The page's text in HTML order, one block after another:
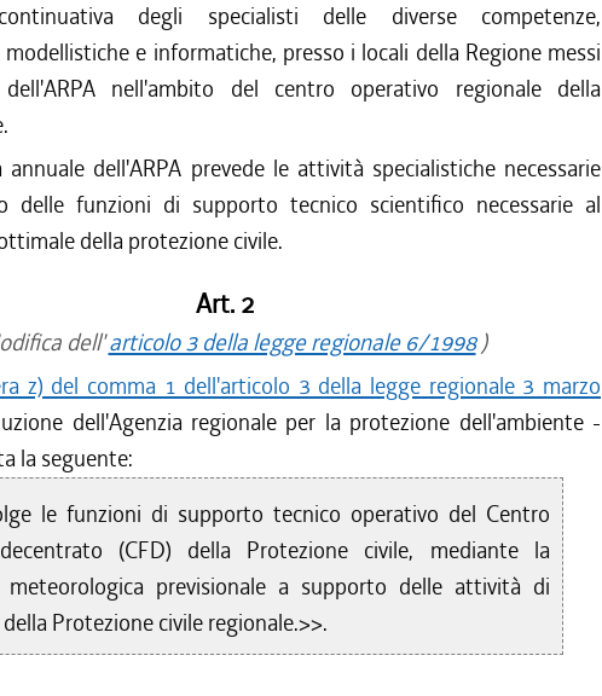
degli specialisti delle diverse competenze,
e informatiche, presso i locali della Regione messi
nell'ambito del centro operativo regionale della
dell'ARPA prevede le attività specialistiche necessarie
delle funzioni di supporto tecnico scientifico necessarie al
della protezione civile.
Art. 2
dell'articolo 3 della legge regionale 6/1998)
z) del comma 1 dell'articolo 3 della legge regionale 3 marzo
dell'Agenzia regionale per la protezione dell'ambiente -
la seguente:
le funzioni di supporto tecnico operativo del Centro
(CFD) della Protezione civile, mediante la
meteorologica previsionale a supporto delle attività di
Protezione civile regionale.>>.